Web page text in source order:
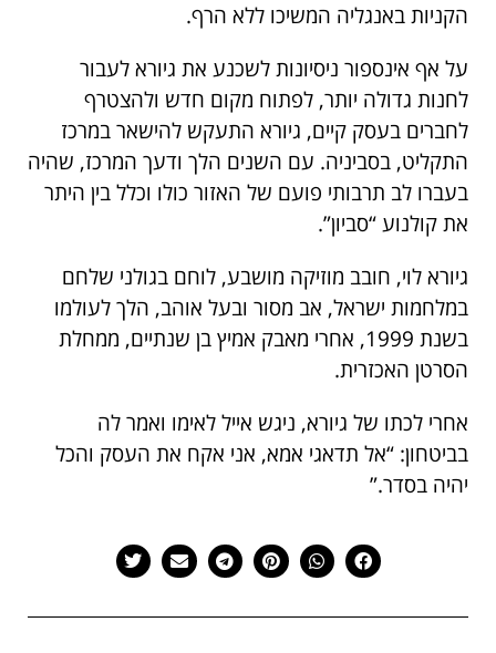
הקניות באנגליה המשיכו ללא הרף.
על אף אינספור ניסיונות לשכנע את גיורא לעבור
לחנות גדולה יותר, לפתוח מקום חדש ולהצטרף
לחברים בעסק קיים, גיורא התעקש להישאר במרכז
התקליט, בסביניה. עם השנים הלך ודעך המרכז, שהיה
בעברו לב תרבותי פועם של האזור כולו וכלל בין היתר
את קולנוע “סביון”.
גיורא לוי, חובב מוזיקה מושבע, לוחם בגולני שלחם
במלחמות ישראל, אב מסור ובעל אוהב, הלך לעולמו
בשנת 1999, אחרי מאבק אמיץ בן שנתיים, ממחלת
הסרטן האכזרית.
אחרי לכתו של גיורא, ניגש אייל לאימו ואמר לה
בביטחון: “אל תדאגי אמא, אני אקח את העסק והכל
יהיה בסדר.”